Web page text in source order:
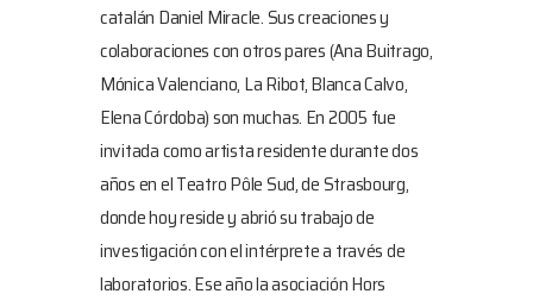
catalán Daniel Miracle. Sus creaciones y
colaboraciones con otros pares (Ana Buitrago,
Mónica Valenciano, La Ribot, Blanca Calvo,
Elena Córdoba) son muchas. En 2005 fue
invitada como artista residente durante dos
años en el Teatro Pôle Sud, de Strasbourg,
donde hoy reside y abrió su trabajo de
investigación con el intérprete a través de
laboratorios. Ese año la asociación Hors